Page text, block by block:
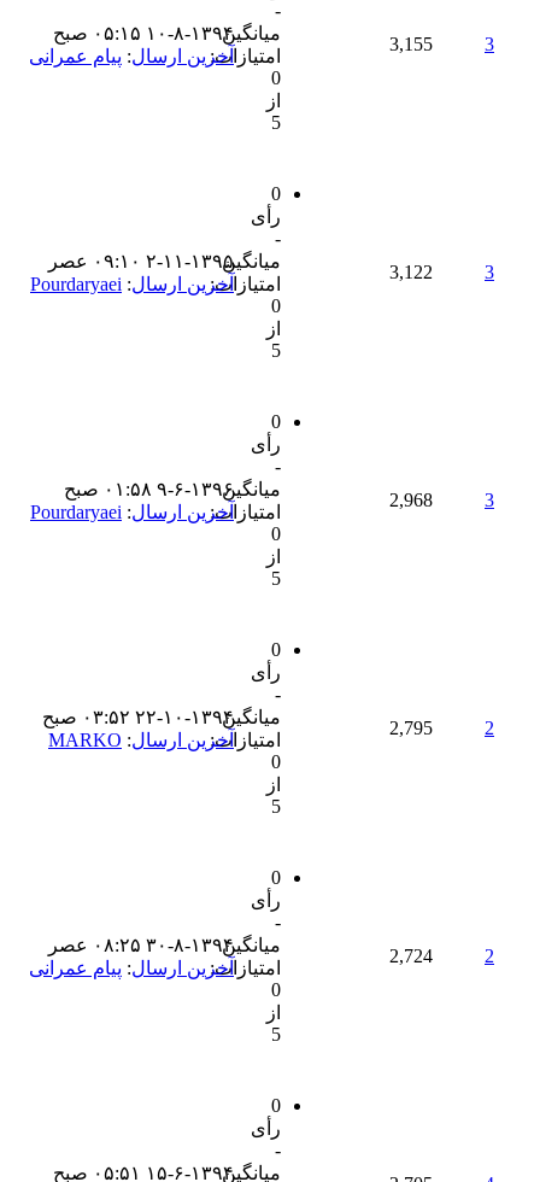
3
3,155
-
میانگین
امتیازات:
0
از
5
۱۰-۸-۱۳۹۴ ۰۵:۱۵ صبح
آخرین ارسال: پیام عمرانی
3
3,122
0
رأی
-
میانگین
امتیازات:
0
از
5
۲-۱۱-۱۳۹۵ ۰۹:۱۰ عصر
آخرین ارسال:
Pourdaryaei
3
2,968
0
رأی
-
میانگین
امتیازات:
0
از
5
۹-۶-۱۳۹۶ ۰۱:۵۸ صبح
آخرین ارسال:
Pourdaryaei
2
2,795
0
رأی
-
میانگین
امتیازات:
0
از
5
۲۲-۱۰-۱۳۹۴ ۰۳:۵۲ صبح
آخرین ارسال:
MARKO
2
2,724
0
رأی
-
میانگین
امتیازات:
0
از
5
۳۰-۸-۱۳۹۴ ۰۸:۲۵ عصر
آخرین ارسال: پیام عمرانی
0
رأی
-
میانگین۱۵-۶-۱۳۹۴ ۰۵:۵۱ صبح